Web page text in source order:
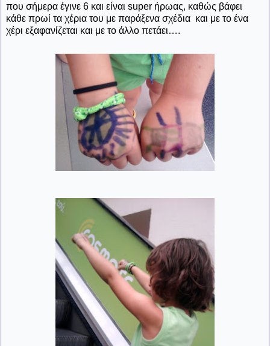
που σήμερα έγινε 6 και είναι super ήρωας, καθώς βάφει
κάθε πρωί τα χέρια του με παράξενα σχέδια και με το ένα
χέρι εξαφανίζεται και με το άλλο πετάει….